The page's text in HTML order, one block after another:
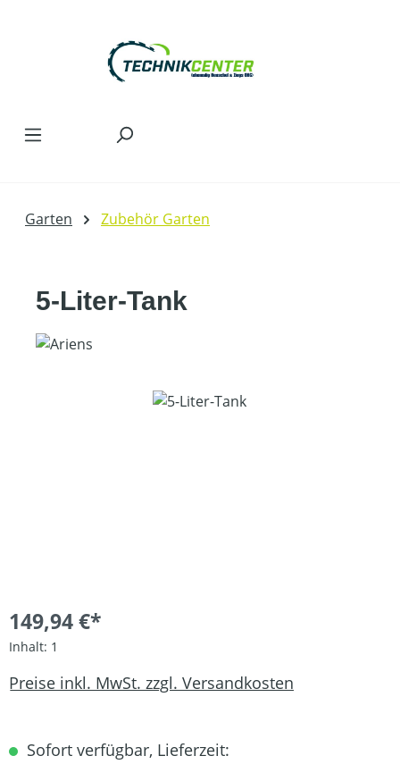
Garten Zubehör Garten
5-Liter-Tank
Bildergalerie überspringen
149,94 €*
Inhalt: 1
Preise inkl. MwSt. zzgl. Versandkosten
Sofort verfügbar, Lieferzeit: